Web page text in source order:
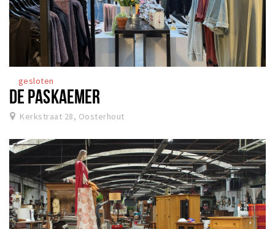
gesloten
DE PASKAEMER
Kerkstraat 28, Oosterhout